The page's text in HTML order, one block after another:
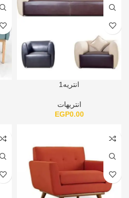
انتريه1
انتريهات
EGP0.00